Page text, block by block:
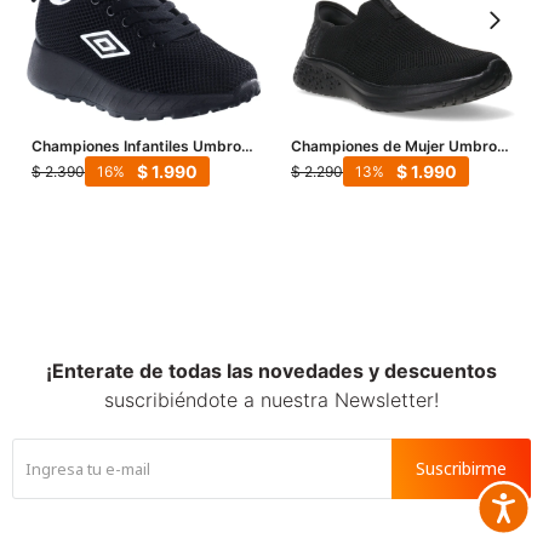
Championes Infantiles Umbro
Melbourne Junior - Negro -
$ 2.390 $1.990
16
Championes de Mujer Umbro
Flex Lady - Negro
$ 2.290 $1.990
13
¡Enterate de todas las novedades y descuentos
suscribiéndote a nuestra Newsletter!
Suscribirme